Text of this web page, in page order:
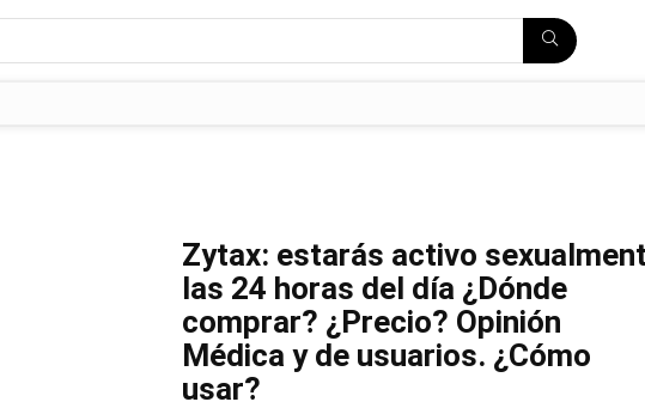
Zytax: estarás activo
las 24 horas del día ¿Dónde
comprar? ¿Precio? Opinión
Médica y de usuarios. ¿Cómo
usar?